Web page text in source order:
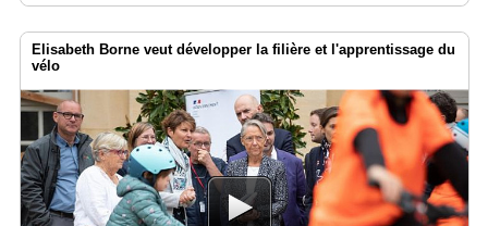
Elisabeth Borne veut développer la filière et l'apprentissage du
vélo